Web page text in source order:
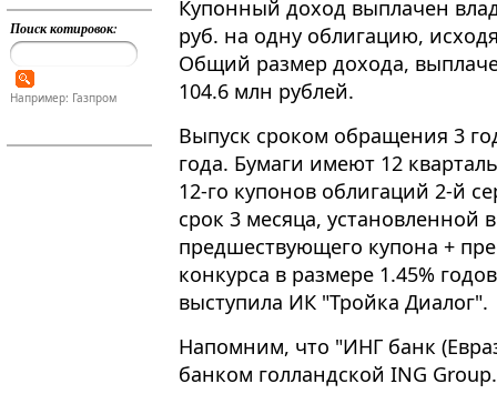
Поиск котировок:
Например: Газпром
Купонный доход выплачен
руб. на одну облигацию,
Общий размер дохода,
104.6 млн рублей.
Выпуск сроком обращения 3
года. Бумаги имеют 12
12-го купонов облигаций 2-й
срок 3 месяца, установленной
предшествующего купона +
конкурса в размере 1.45%
выступила ИК "Тройка Диалог".
Напомним, что "ИНГ банк
банком голландской ING Group.